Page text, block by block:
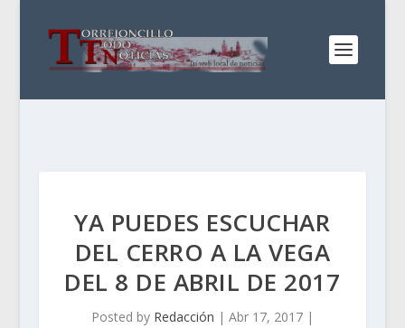
YA PUEDES ESCUCHAR
DEL CERRO A LA VEGA
DEL 8 DE ABRIL DE 2017
Posted by Redacción | Abr 17, 2017|